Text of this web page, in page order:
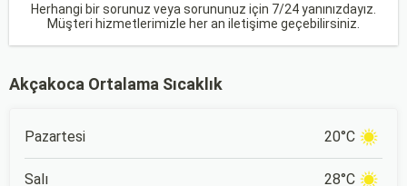
Herhangi bir sorunuz veya sorununuz için 7/24 yanınızdayız.
Müşteri hizmetlerimizle her an iletişime geçebilirsiniz.
Akçakoca Ortalama Sıcaklık
Pazartesi 20°C
Salı 28°C